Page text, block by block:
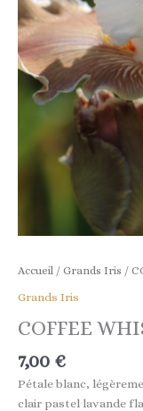
Accueil / Grands Iris /
Grands Iris
COFFEE
7,00 €
Pétale blanc,
clair pastel lavande